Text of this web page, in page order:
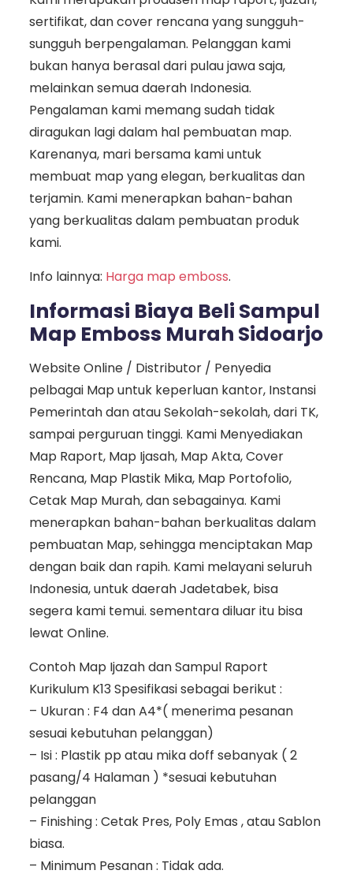
sertifikat, dan cover rencana yang sungguh-
sungguh berpengalaman. Pelanggan kami
bukan hanya berasal dari pulau jawa saja,
melainkan semua daerah Indonesia.
Pengalaman kami memang sudah tidak
diragukan lagi dalam hal pembuatan map.
Karenanya, mari bersama kami untuk
membuat map yang elegan, berkualitas dan
terjamin. Kami menerapkan bahan-bahan
yang berkualitas dalam pembuatan produk
kami.
Info lainnya: Harga map emboss.
Informasi Biaya Beli Sampul
Map Emboss Murah Sidoarjo
Website Online / Distributor / Penyedia
pelbagai Map untuk keperluan kantor, Instansi
Pemerintah dan atau Sekolah-sekolah, dari TK,
sampai perguruan tinggi. Kami Menyediakan
Map Raport, Map Ijasah, Map Akta, Cover
Rencana, Map Plastik Mika, Map Portofolio,
Cetak Map Murah, dan sebagainya. Kami
menerapkan bahan-bahan berkualitas dalam
pembuatan Map, sehingga menciptakan Map
dengan baik dan rapih. Kami melayani seluruh
Indonesia, untuk daerah Jadetabek, bisa
segera kami temui. sementara diluar itu bisa
lewat Online.
Contoh Map Ijazah dan Sampul Raport
Kurikulum K13 Spesifikasi sebagai berikut :
– Ukuran : F4 dan A4*( menerima pesanan
sesuai kebutuhan pelanggan)
– Isi : Plastik pp atau mika doff sebanyak ( 2
pasang/4 Halaman ) *sesuai kebutuhan
pelanggan
– Finishing : Cetak Pres, Poly Emas , atau Sablon
biasa.
– Minimum Pesanan : Tidak ada.